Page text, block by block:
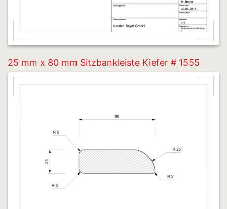
25 mm x 80 mm Sitzbankleiste Kiefer # 1555